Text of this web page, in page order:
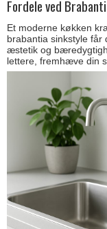
Fordele ved
Et moderne køkken
brabantia sinkstyle får
æstetik og
lettere, fremhæve din